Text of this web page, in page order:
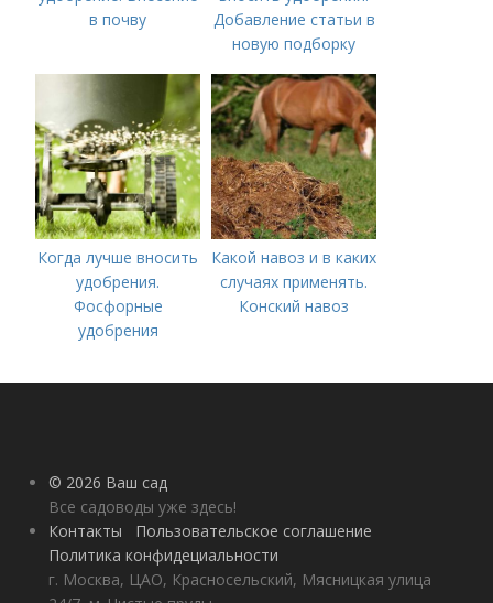
в почву
Добавление статьи в
новую подборку
Когда лучше вносить
удобрения.
Фосфорные
удобрения
Какой навоз и в каких
случаях применять.
Конский навоз
© 2026 Ваш сад
Все садоводы уже здесь!
Контакты
Пользовательское соглашение
Политика конфидециальности
г. Москва, ЦАО, Красносельский, Мясницкая улица